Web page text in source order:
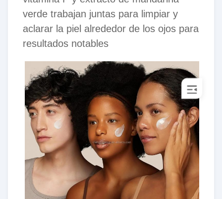
verde trabajan juntas para limpiar y
aclarar la piel alrededor de los ojos para
resultados notables